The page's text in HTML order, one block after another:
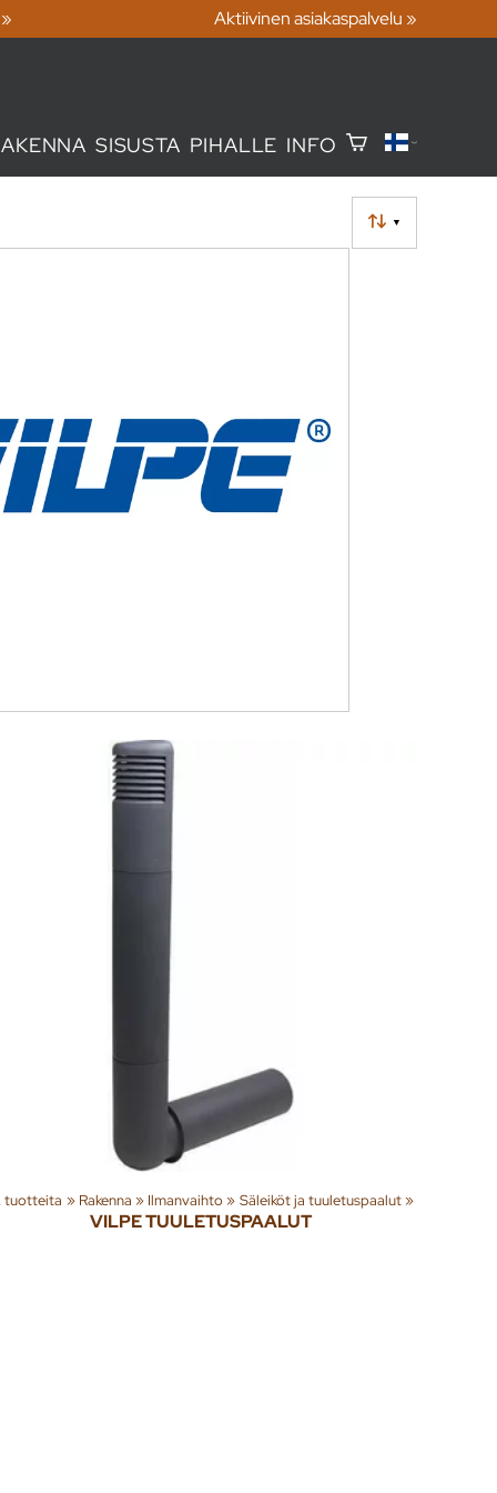
Aktiivinen asiakaspalvelu »
SISUSTA PIHALLE INFO
▼
‪» Rakenna ‪» Ilmanvaihto‪» Säleiköt ja tuuletuspaalut‪»
VILPE TUULETUSPAALUT